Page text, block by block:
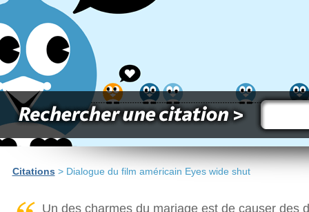
Citations > Dialogue du film américain Eyes wide shut
Un des charmes du mariage est de causer des